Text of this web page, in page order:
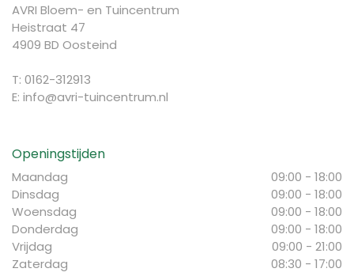
AVRI Bloem- en Tuincentrum
Heistraat 47
4909 BD Oosteind
T: 0162-312913
E: info@avri-tuincentrum.nl
Openingstijden
Maandag
09:00 - 18:00
Dinsdag
09:00 - 18:00
Woensdag
09:00 - 18:00
Donderdag
09:00 - 18:00
Vrijdag
09:00 - 21:00
Zaterdag
08:30 - 17:00